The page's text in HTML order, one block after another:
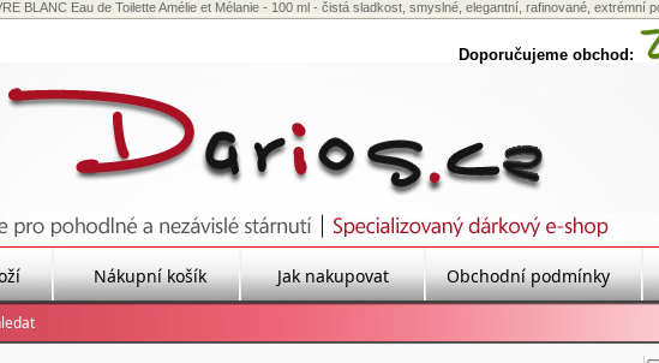
BLANC Eau de Toilette Amélie et Mélanie - 100 ml - čistá sladkost, smyslné, elegantní, rafinované, extrémní
Doporučujeme obchod:
Nákupní košík Jak nakupovat Obchodní podmínky